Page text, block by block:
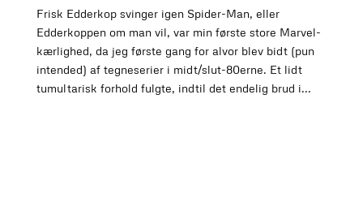
Frisk Edderkop svinger igen Spider-Man, eller
Edderkoppen om man vil, var min første store Marvel-
kærlighed, da jeg første gang for alvor blev bidt (pun
intended) af tegneserier i midt/slut-80erne. Et lidt
tumultarisk forhold fulgte, indtil det endelig brud i...